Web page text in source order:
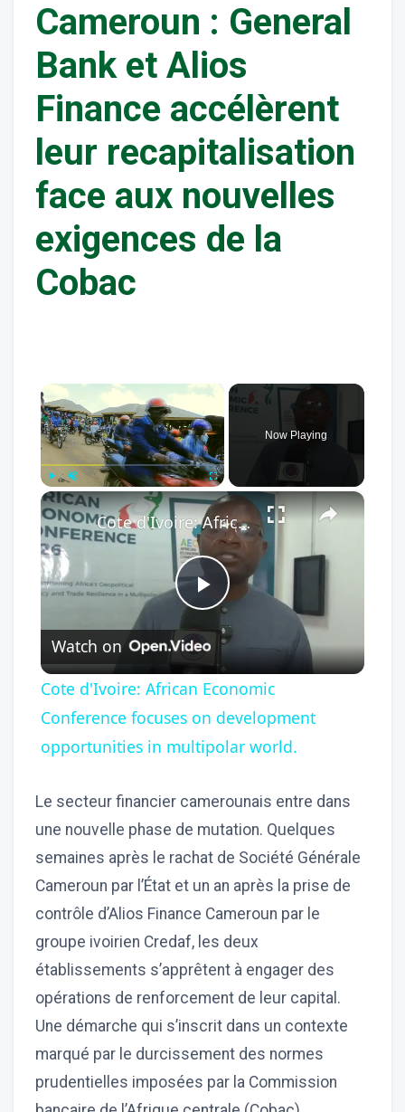
Cameroun : General
Bank et Alios
Finance accélèrent
leur recapitalisation
face aux nouvelles
exigences de la
Cobac
×
Play Unmute Fullscreen
Now Playing
×
Play
Video
Cote d'Ivoire: African Economic Conference focuses on development opportunities in multipolar world.
Watch on
Cote d'Ivoire: African Economic
Conference focuses on development
opportunities in multipolar world.
Le secteur financier camerounais entre dans
une nouvelle phase de mutation. Quelques
semaines après le rachat de Société Générale
Cameroun par l’État et un an après la prise de
contrôle d’Alios Finance Cameroun par le
groupe ivoirien Credaf, les deux
établissements s’apprêtent à engager des
opérations de renforcement de leur capital.
Une démarche qui s’inscrit dans un contexte
marqué par le durcissement des normes
prudentielles imposées par la Commission